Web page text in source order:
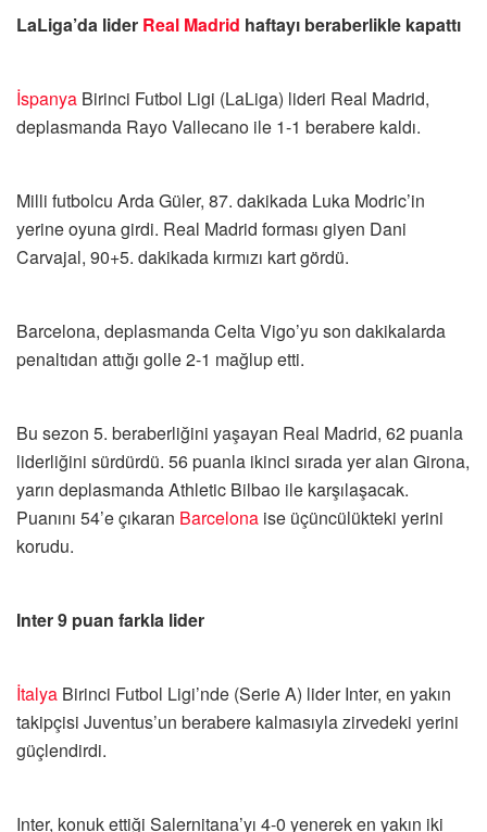
LaLiga’da lider Real Madrid haftayı beraberlikle kapattı
İspanya Birinci Futbol Ligi (LaLiga) lideri Real Madrid,
deplasmanda Rayo Vallecano ile 1-1 berabere kaldı.
Milli futbolcu Arda Güler, 87. dakikada Luka Modric’in
yerine oyuna girdi. Real Madrid forması giyen Dani
Carvajal, 90+5. dakikada kırmızı kart gördü.
Barcelona, deplasmanda Celta Vigo’yu son dakikalarda
penaltıdan attığı golle 2-1 mağlup etti.
Bu sezon 5. beraberliğini yaşayan Real Madrid, 62 puanla
liderliğini sürdürdü. 56 puanla ikinci sırada yer alan Girona,
yarın deplasmanda Athletic Bilbao ile karşılaşacak.
Puanını 54’e çıkaran Barcelona ise üçüncülükteki yerini
korudu.
Inter 9 puan farkla lider
İtalya Birinci Futbol Ligi’nde (Serie A) lider Inter, en yakın
takipçisi Juventus’un berabere kalmasıyla zirvedeki yerini
güçlendirdi.
Inter, konuk ettiği Salernitana’yı 4-0 yenerek en yakın iki